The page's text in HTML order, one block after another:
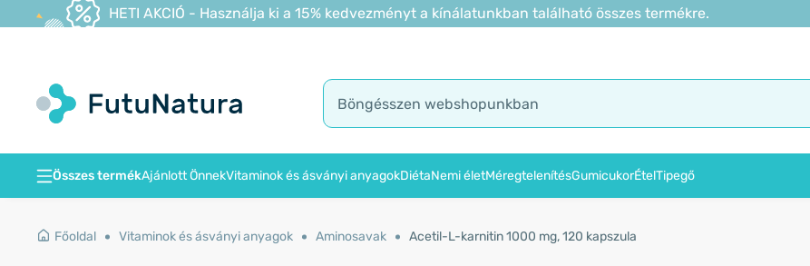
HETI AKCIÓ - Használja ki a 15% kedvezményt a kínálatunkban található összes termékre.
Összes termékAjánlott ÖnnekVitaminok és ásványi anyagokDiétaNemi életMéregtelenítésGumicukorÉtelTipegő
Főoldal Vitaminok és ásványi anyagok Aminosavak Acetil-L-karnitin 1000 mg, 120 kapszula